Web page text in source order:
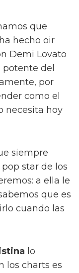
que
hecho oir
Demi Lovato
del
por
como el
necesita hoy
siempre
star de los
a ella le
que es
cuando las
lo
los charts es